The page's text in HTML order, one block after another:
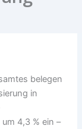
belegen
in
4,3 % ein –